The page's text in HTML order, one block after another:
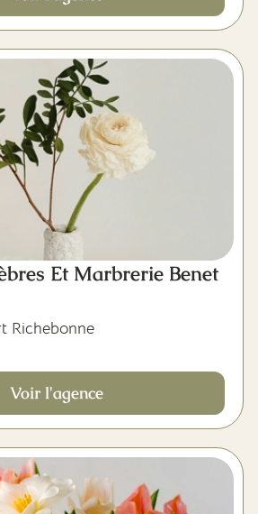
Et Marbrerie Benet
Richebonne
Voir l'agence